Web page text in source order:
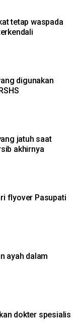
tetap waspada
digunakan
akhirnya
flyover Pasupati
ayah dalam
dokter spesialis